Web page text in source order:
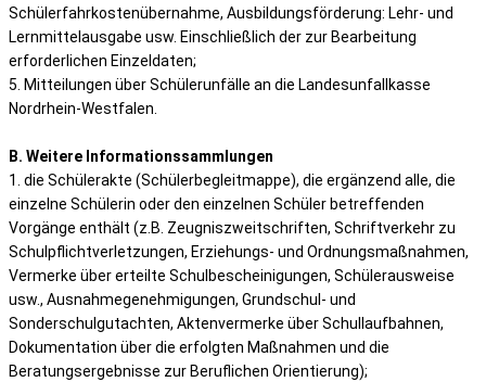
Schülerfahrkostenübernahme, Ausbildungsförderung: Lehr- und
Lernmittelausgabe usw. Einschließlich der zur Bearbeitung
erforderlichen Einzeldaten;
5. Mitteilungen über Schülerunfälle an die Landesunfallkasse
Nordrhein-Westfalen.
B. Weitere Informationssammlungen
1. die Schülerakte (Schülerbegleitmappe), die ergänzend alle, die
einzelne Schülerin oder den einzelnen Schüler betreffenden
Vorgänge enthält (z.B. Zeugniszweitschriften, Schriftverkehr zu
Schulpflichtverletzungen, Erziehungs- und Ordnungsmaßnahmen,
Vermerke über erteilte Schulbescheinigungen, Schülerausweise
usw., Ausnahmegenehmigungen, Grundschul- und
Sonderschulgutachten, Aktenvermerke über Schullaufbahnen,
Dokumentation über die erfolgten Maßnahmen und die
Beratungsergebnisse zur Beruflichen Orientierung);